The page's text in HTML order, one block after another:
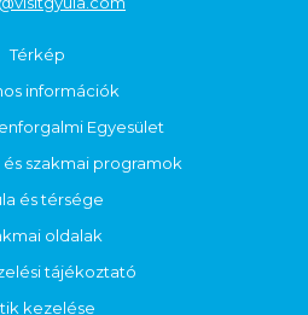
Térkép
információk
Egyesület
szakmai programok
és térsége
oldalak
tájékoztató
kezelése